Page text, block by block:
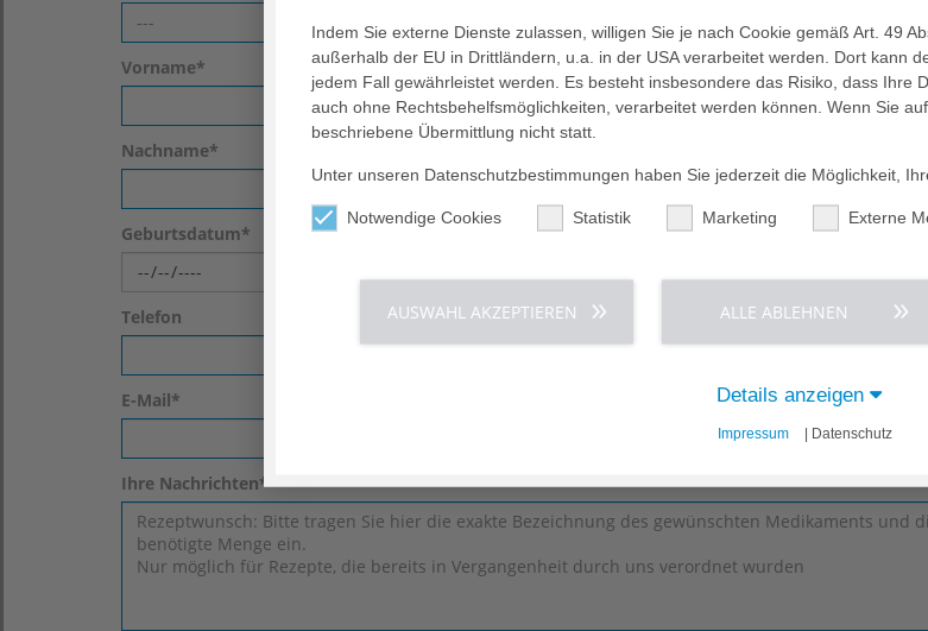
---
Vorname*
Nachname*
Geburtsdatum*
Telefon
E-Mail*
Ihre Nachrichten*
Indem Sie externe Dienste zulassen, willigen Sie je nach Cookie gemäß Art. 49
außerhalb der EU in Drittländern, u.a. in der USA verarbeitet werden. Dort kann
jedem Fall gewährleistet werden. Es besteht insbesondere das Risiko, dass Ihre
auch ohne Rechtsbehelfsmöglichkeiten, verarbeitet werden können. Wenn Sie auf
beschriebene Übermittlung nicht statt.
Unter unseren Datenschutzbestimmungen haben Sie jederzeit die Möglichkeit,
Notwendige Cookies Statistik Marketing Externe
AUSWAHL AKZEPTIEREN ALLE ABLEHNEN
Details anzeigen
Impressum | Datenschutz